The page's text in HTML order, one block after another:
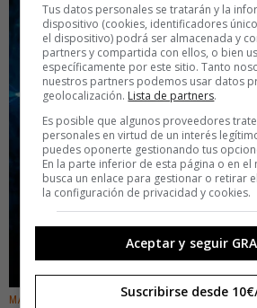
MANERAS DE VIVIR
Tus datos personales se tratarán y la
dispositivo (cookies, identificadores
el dispositivo) podrá ser almacenada y
partners y compartida con ellos, o bien
específicamente por este sitio. Tanto
nuestros partners podemos usar datos
geolocalización. Lista de partners.
Es posible que algunos proveedores
personales en virtud de un interés
puedes oponerte gestionando tus
En la parte inferior de esta página o en el
busca un enlace para gestionar o retirar
la configuración de privacidad y cookies.
Aceptar y seguir
Suscribirse desde